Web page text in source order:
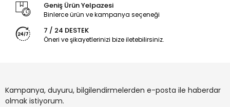
Geniş Ürün Yelpazesi
Binlerce ürün ve kampanya seçeneği
7 / 24 DESTEK
Öneri ve şikayetlerinizi bize iletebilirsiniz.
Kampanya, duyuru, bilgilendirmelerden e-posta ile haberdar
olmak istiyorum.